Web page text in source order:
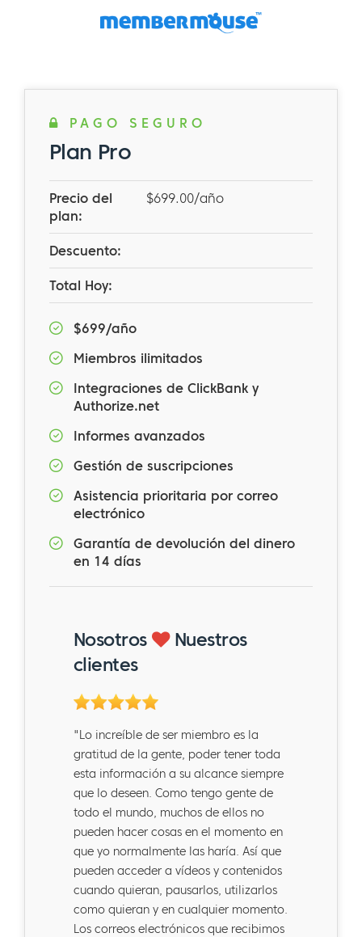
PAGO SEGURO
Plan Pro
Precio del
plan:
$699.00/año
Descuento:
Total Hoy:
$699/año
Miembros ilimitados
Integraciones de ClickBank y
Authorize.net
Informes avanzados
Gestión de suscripciones
Asistencia prioritaria por correo
electrónico
Garantía de devolución del dinero
en 14 días
Nosotros
Nuestros
clientes
"Lo increíble de ser miembro es la
gratitud de la gente, poder tener toda
esta información a su alcance siempre
que lo deseen. Como tengo gente de
todo el mundo, muchos de ellos no
pueden hacer cosas en el momento en
que yo normalmente las haría. Así que
pueden acceder a vídeos y contenidos
cuando quieran, pausarlos, utilizarlos
como quieran y en cualquier momento.
Los correos electrónicos que recibimos